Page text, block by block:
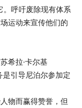
。呼吁废除现有体系
运动来宣传他们的
希拉·卡尔基
是引导尼泊尔参加定
物而赢得赞誉，但